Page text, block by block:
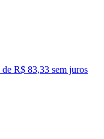
de R$ 83,33 sem juros